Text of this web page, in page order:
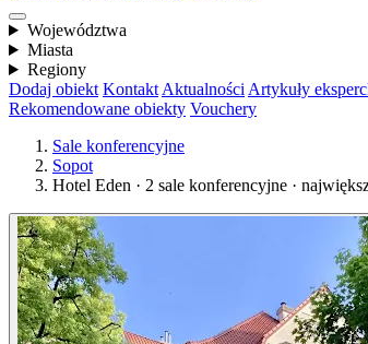
Województwa
Miasta
Regiony
Dodaj obiekt Kontakt Aktualności Artykuły
Rekomendowane obiekty Vouchery
Sale konferencyjne
Sopot
Hotel Eden · 2 sale konferencyjne ·